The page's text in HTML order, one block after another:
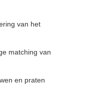
van het
matching van
en praten